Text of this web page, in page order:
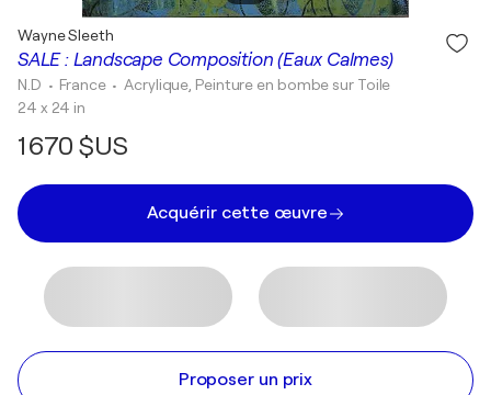
SALE : Landscape Composition (Eaux Calmes)
Wayne Sleeth
N.D • France •Acrylique, Peinture en bombe sur Toile
24 x 24 in
1 670 $US
Acquérir cette œuvre
Proposer un prix